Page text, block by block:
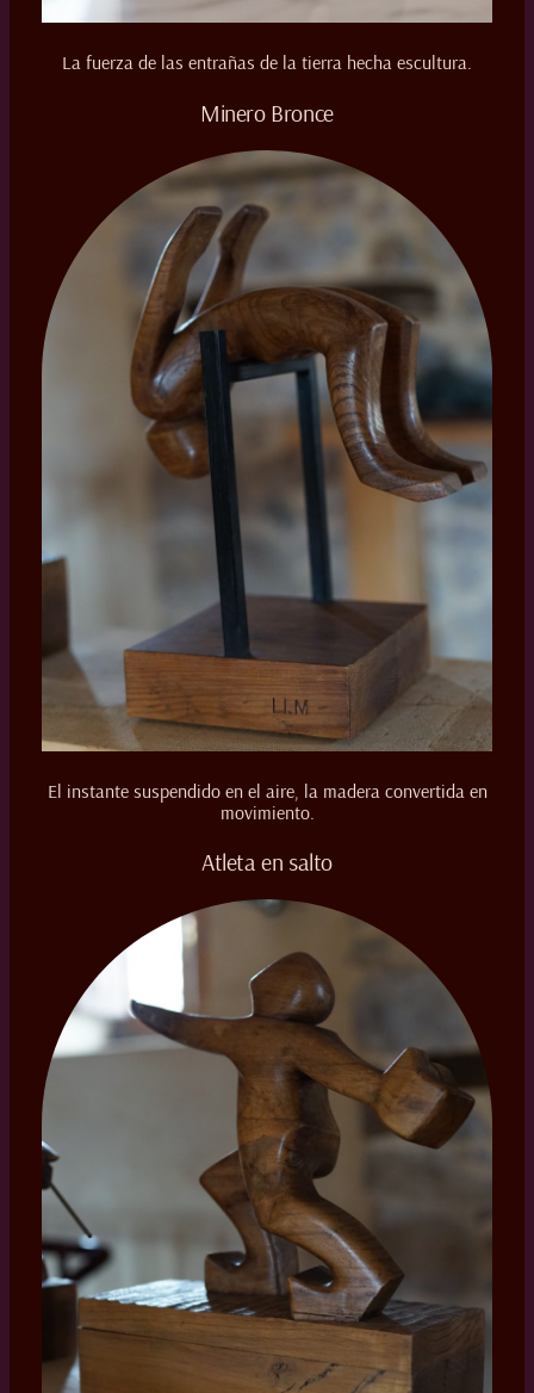
La fuerza de las entrañas de la tierra hecha escultura.
Minero Bronce
El instante suspendido en el aire, la madera convertida en
movimiento.
Atleta en salto